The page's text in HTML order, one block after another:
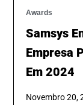
Awards
Samsys
Empresa
Em 2024
Novembro 20,